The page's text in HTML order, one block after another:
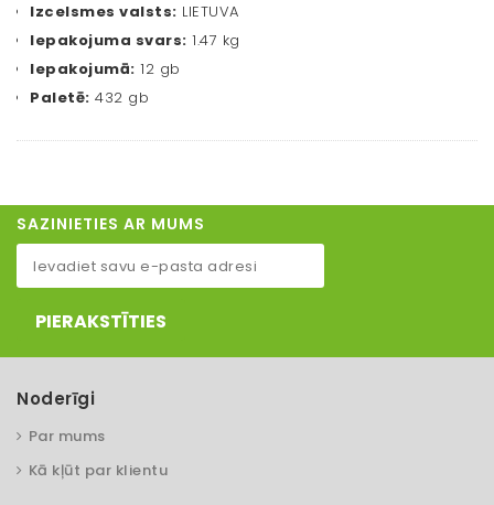
Izcelsmes valsts: LIETUVA
Iepakojuma svars: 1.47 kg
Iepakojumā: 12 gb
Paletē: 432 gb
SAZINIETIES AR MUMS
PIERAKSTĪTIES
Noderīgi
Par mums
Kā kļūt par klientu